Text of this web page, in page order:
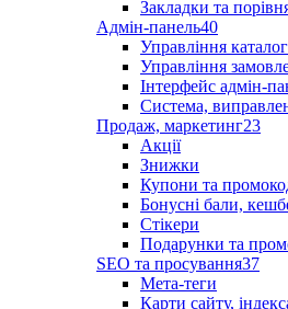
Закладки та
Адмін-панель40
Управління
Управління
Інтерфейс адмін-
Система,
Продаж, маркетинг23
Акції
Знижки
Купони та
Бонусні бали,
Стікери
Подарунки та
SEO та просування37
Мета-теги
Карти сайту,